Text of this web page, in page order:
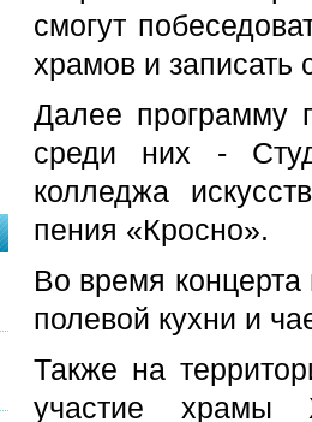
смогут
храмов и записать
Далее программу
среди них -
колледжа
пения «Кросно».
Во время концерта
полевой кухни и
Также на
участие храмы